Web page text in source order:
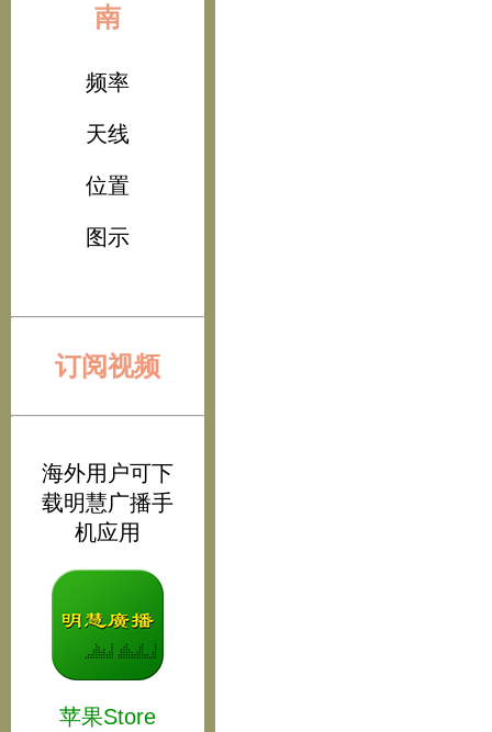
南
频率
天线
位置
图示
订阅视频
海外用户可下
载明慧广播手
机应用
苹果Store